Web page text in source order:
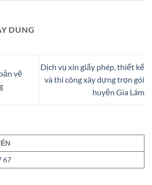
DUNG
vẽ
Dịch vụ xin giấy phép, thiết kế
và thi công xây dựng trọn gói
huyện Gia Lâm
67